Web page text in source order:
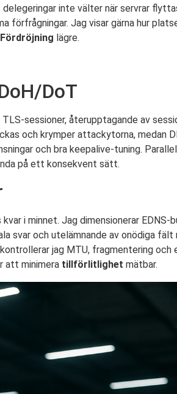
inte välter när servrar
förfrågningar. Jag visar gärna hur
Fördröjning lägre.
DoT
sessioner, återupptagande av
och krymper attackytorna, medan
och bra keepalive-tuning.
på ett konsekvent sätt.
i minnet. Jag dimensionerar
svar och utelämnande av onödiga
jag MTU, fragmentering och
att minimera tillförlitlighet mätbar.